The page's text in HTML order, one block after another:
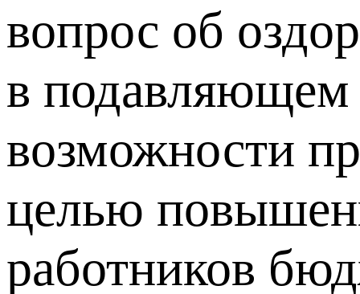
вопрос об
в подавляющем
возможности
целью
работников